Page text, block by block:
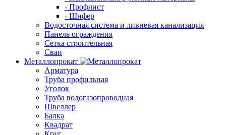
- Профлист
- Шифер
Водосточная система и ливневая канализация
Панель ограждения
Сетка строительная
Сваи
Металлопрокат
Арматура
Труба профильная
Уголок
Труба водогазопроводная
Швеллер
Балка
Квадрат